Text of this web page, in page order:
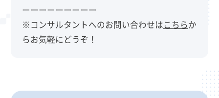
ーーーーーーーーー
※コンサルタントへのお問い合わせはこちらか
らお気軽にどうぞ！